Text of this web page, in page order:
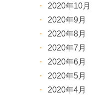
2020年10月
2020年9月
2020年8月
2020年7月
2020年6月
2020年5月
2020年4月